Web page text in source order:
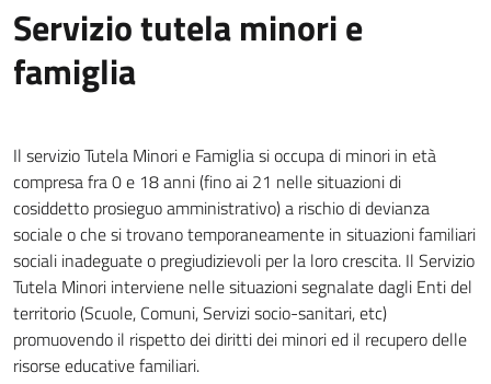
Servizio tutela minori e
famiglia
Il servizio Tutela Minori e Famiglia si occupa di minori in età
compresa fra 0 e 18 anni (fino ai 21 nelle situazioni di
cosiddetto prosieguo amministrativo) a rischio di devianza
sociale o che si trovano temporaneamente in situazioni familiari
sociali inadeguate o pregiudizievoli per la loro crescita. Il Servizio
Tutela Minori interviene nelle situazioni segnalate dagli Enti del
territorio (Scuole, Comuni, Servizi socio-sanitari, etc)
promuovendo il rispetto dei diritti dei minori ed il recupero delle
risorse educative familiari.